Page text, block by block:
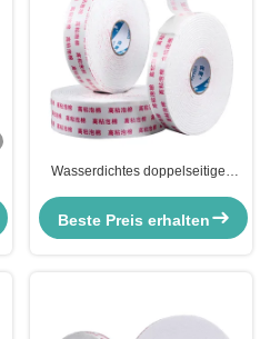
Wasserdichtes doppelseitiges
Klebstoff
Beste Preis erhalten